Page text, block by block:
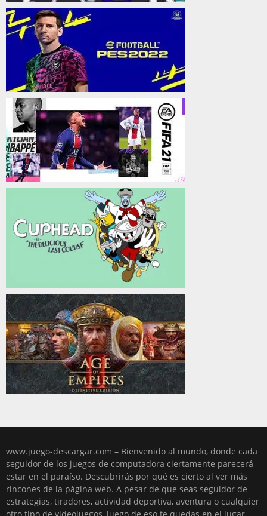
www.juego-descargar.com – Bienvenido al mundo, donde cada
seguidor de los juegos de computadora ciertamente parecerá
estar en el paraíso. Descubrirás por qué es cierto al ver más
rincones de la página web. A pesar de que seas seguidor de
estrategias, tiradores, actividad deportiva, aventura o cualquier